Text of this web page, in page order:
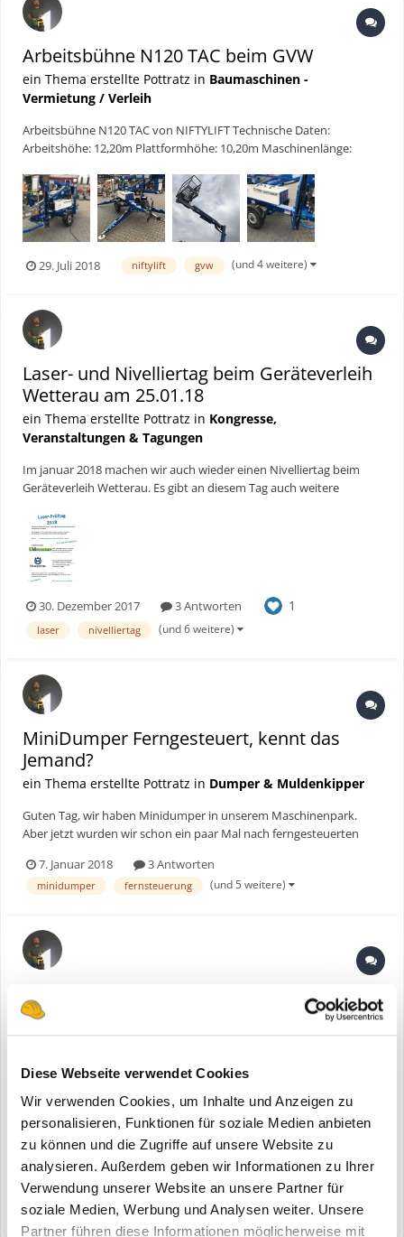
Diese Webseite verwendet Cookies
Wir verwenden Cookies, um Inhalte und Anzeigen zu
personalisieren, Funktionen für soziale Medien anbieten
zu können und die Zugriffe auf unsere Website zu
analysieren. Außerdem geben wir Informationen zu Ihrer
Verwendung unserer Website an unsere Partner für
soziale Medien, Werbung und Analysen weiter. Unsere
Partner führen diese Informationen möglicherweise mit
Arbeitsbühne N120 TAC beim GVW
ein Thema erstellte Pottratz in Baumaschinen -
Vermietung / Verleih
Arbeitsbühne N120 TAC von NIFTYLIFT Technische Daten:
Arbeitshöhe: 12,20m Plattformhöhe: 10,20m Maschinenlänge:
Seitliche Reichweite: 6,10m Maschinenhöhe: 1,90m
Maschinenbreit...
29. Juli 2018 niftylift gvw (und 4 weitere)
Laser- und Nivelliertag beim Geräteverleih
Wetterau am 25.01.18
ein Thema erstellte Pottratz in Kongresse,
Veranstaltungen & Tagungen
Im januar 2018 machen wir auch wieder einen Nivelliertag beim
Geräteverleih Wetterau. Es gibt an diesem Tag auch weitere
30. Dezember 2017 3 Antworten 1
laser nivelliertag (und 6 weitere)
MiniDumper Ferngesteuert, kennt das
Jemand?
ein Thema erstellte Pottratz in Dumper & Muldenkipper
Guten Tag, wir haben Minidumper in unserem Maschinenpark.
Aber jetzt wurden wir schon ein paar Mal nach ferngesteuerten
Hochentleerungsfunktion. Kennt hier im Forum einen Hersteller,
der so etwas anbietet? Viele Grüße Andreas
7. Januar 2018 3 Antworten
minidumper fernsteuerung (und 5 weitere)
Mobile-Heiz-Zentrale Vorstellung
ein Thema erstellte Pottratz in Baugeräte & Werkzeuge
Handwerk · Individuelles Belegreifeheizen möglich. · Schnelle und
Hocheffizienzpumpe mit automatischer Entlüftung...
2. Januar 2018
sanitär mobile-heiz-zentrale (und 9 weitere)